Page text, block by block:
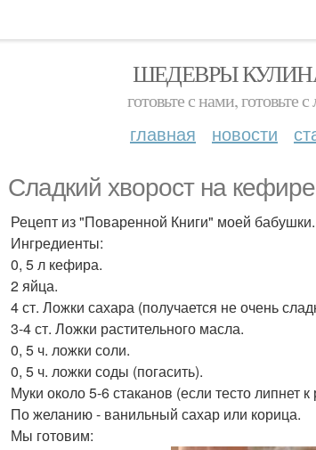
ШЕДЕВРЫ
готовьте с нами, готовьте
главная новости
Сладкий хворост на
Рецепт из "Поваренной Книги" моей
Ингредиенты:
0, 5 л кефира.
2 яйца.
4 ст. Ложки сахара (получается не очень
3-4 ст. Ложки растительного масла.
0, 5 ч. ложки соли.
0, 5 ч. ложки соды (погасить).
Муки около 5-6 стаканов (если тесто липнет
По желанию - ванильный сахар или корица.
Мы готовим: